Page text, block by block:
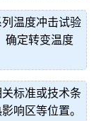
温度冲击试验
确定转变温度
标准或技术条
响区等位置。